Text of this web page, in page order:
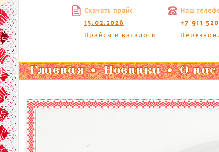
Скачать прайс
15.02.2026
Прайсы и каталоги
Наш
+7 911
Главная Новинки О нас